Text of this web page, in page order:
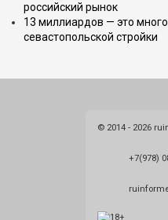
российский рынок
13 миллиардов — это
севастопольской стройки
© 2014 - 2026
+7(978)